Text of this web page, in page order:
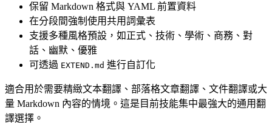
保留 Markdown 格式與 YAML 前置資料
在分段間強制使用共用詞彙表
支援多種風格預設，如正式、技術、學術、商務、對
話、幽默、優雅
可透過 EXTEND.md 進行自訂化
適合用於需要精緻文本翻譯、部落格文章翻譯、文件翻譯或大
量 Markdown 內容的情境。這是目前技能集中最強大的通用翻
譯選擇。